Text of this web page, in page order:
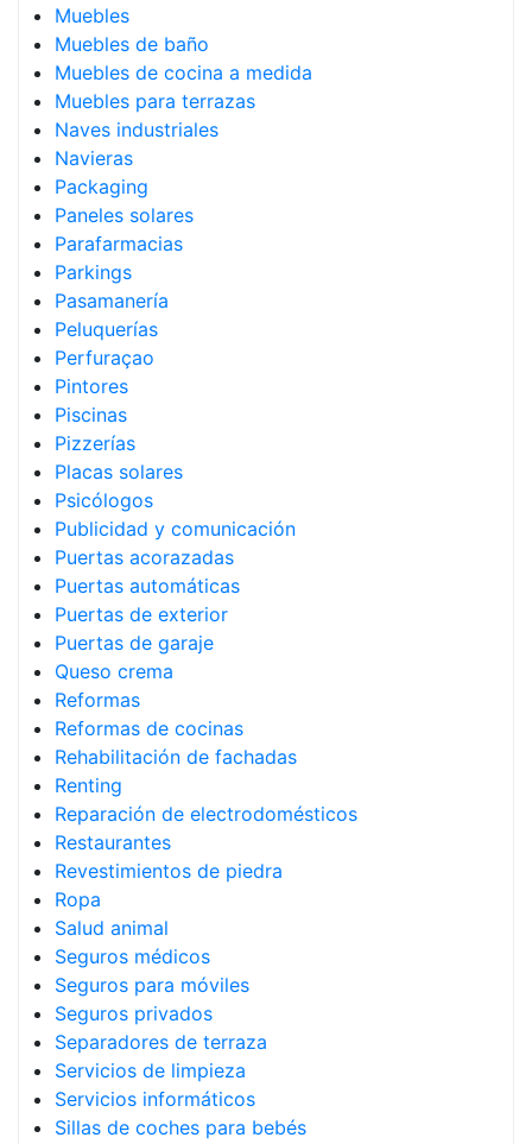
Muebles
Muebles de baño
Muebles de cocina a medida
Muebles para terrazas
Naves industriales
Navieras
Packaging
Paneles solares
Parafarmacias
Parkings
Pasamanería
Peluquerías
Perfuraçao
Pintores
Piscinas
Pizzerías
Placas solares
Psicólogos
Publicidad y comunicación
Puertas acorazadas
Puertas automáticas
Puertas de exterior
Puertas de garaje
Queso crema
Reformas
Reformas de cocinas
Rehabilitación de fachadas
Renting
Reparación de electrodomésticos
Restaurantes
Revestimientos de piedra
Ropa
Salud animal
Seguros médicos
Seguros para móviles
Seguros privados
Separadores de terraza
Servicios de limpieza
Servicios informáticos
Sillas de coches para bebés